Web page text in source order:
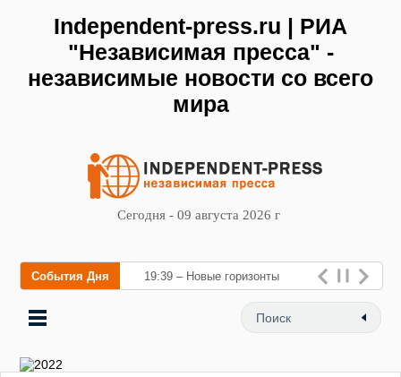
Independent-press.ru | РИА
"Независимая пресса" -
независимые новости со всего
мира
Сегодня - 09 августа 2026 г
События Дня 19:39 – Новые горизонты
флебологии: в Москве
открылся «Городской центр